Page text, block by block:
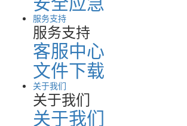
服务支持
服务支持
客服中心
文件下载
关于我们
关于我们
关于我们